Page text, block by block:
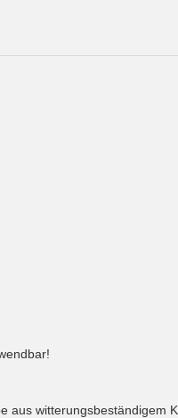
aus witterungsbeständigem